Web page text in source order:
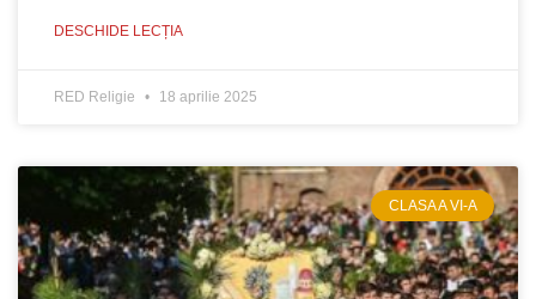
DESCHIDE LECȚIA
RED Religie 18 aprilie 2025
CLASA A VI-A